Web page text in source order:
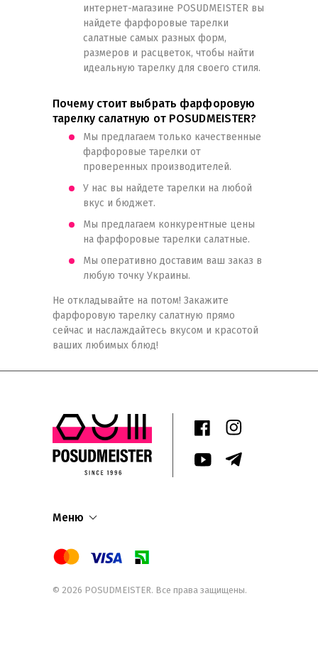
интернет-магазине POSUDMEISTER вы
найдете фарфоровые тарелки
салатные самых разных форм,
размеров и расцветок, чтобы найти
идеальную тарелку для своего стиля.
Почему стоит выбрать фарфоровую
тарелку салатную от POSUDMEISTER?
Мы предлагаем только качественные
фарфоровые тарелки от
проверенных производителей.
У нас вы найдете тарелки на любой
вкус и бюджет.
Мы предлагаем конкурентные цены
на фарфоровые тарелки салатные.
Мы оперативно доставим ваш заказ в
любую точку Украины.
Не откладывайте на потом! Закажите
фарфоровую тарелку салатную прямо
сейчас и наслаждайтесь вкусом и красотой
ваших любимых блюд!
Меню
© 2026 POSUDMEISTER. Все права защищены.